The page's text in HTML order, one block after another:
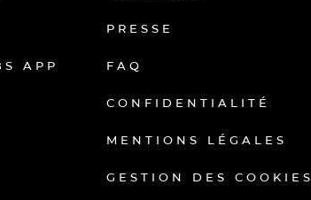
APP
PRESSE
FAQ
CONFIDENTIALITÉ
MENTIONS LÉGALES
GESTION DES COOKIES